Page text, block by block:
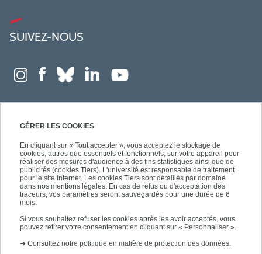
GÉRER LES COOKIES
En cliquant sur « Tout accepter », vous acceptez le stockage de
cookies, autres que essentiels et fonctionnels, sur votre appareil pour
réaliser des mesures d'audience à des fins statistiques ainsi que de
publicités (cookies Tiers). L'université est responsable de traitement
pour le site Internet. Les cookies Tiers sont détaillés par domaine
dans nos mentions légales. En cas de refus ou d'acceptation des
traceurs, vos paramètres seront sauvegardés pour une durée de 6
mois.
Si vous souhaitez refuser les cookies après les avoir acceptés, vous
pouvez retirer votre consentement en cliquant sur « Personnaliser ».
➜ Consultez notre politique en matière de protection des données.
SUIVEZ-NOUS